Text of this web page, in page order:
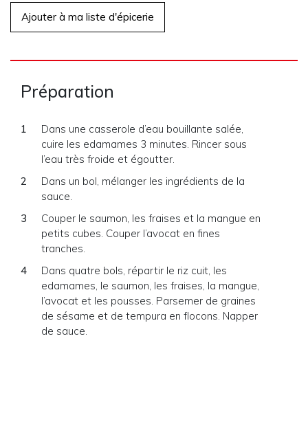
Ajouter à ma liste d'épicerie
Préparation
Dans une casserole d’eau bouillante salée,
cuire les edamames 3 minutes. Rincer sous
l’eau très froide et égoutter.
Dans un bol, mélanger les ingrédients de la
sauce.
Couper le saumon, les fraises et la mangue en
petits cubes. Couper l’avocat en fines
tranches.
Dans quatre bols, répartir le riz cuit, les
edamames, le saumon, les fraises, la mangue,
l’avocat et les pousses. Parsemer de graines
de sésame et de tempura en flocons. Napper
de sauce.